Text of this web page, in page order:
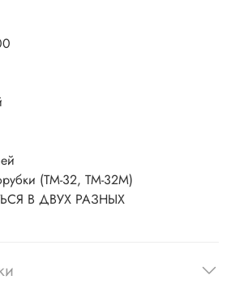
(ТМ-32, ТМ-32М)
В ДВУХ РАЗНЫХ